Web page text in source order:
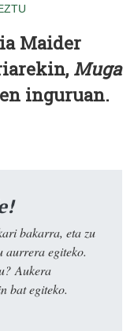
Maider
Muga
inguruan.
bakarra, eta zu
aurrera egiteko.
Aukera
bat egiteko.